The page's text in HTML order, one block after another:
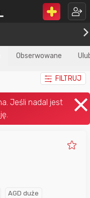
Obserwowane
FILTRUJ
AGD duże